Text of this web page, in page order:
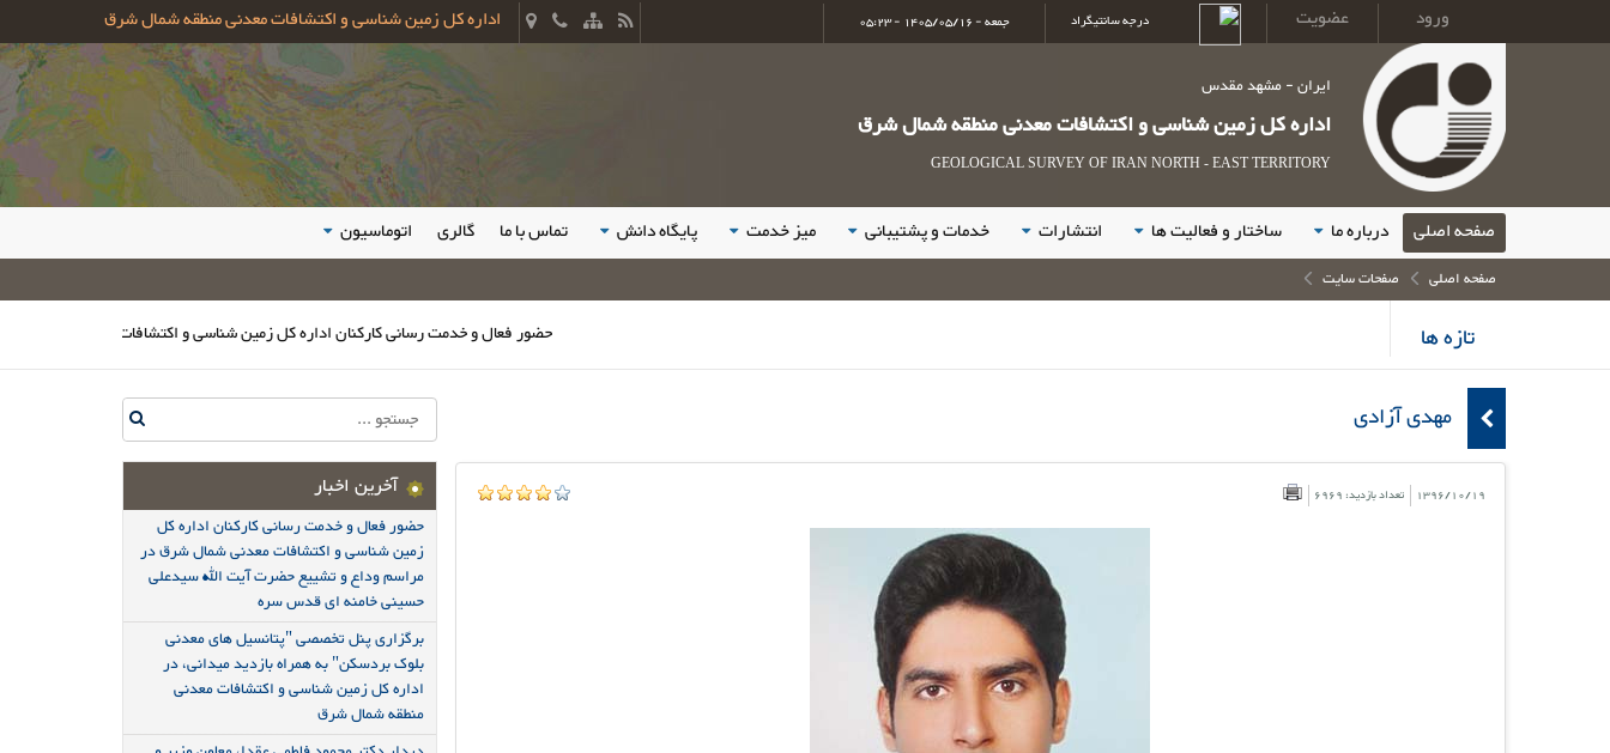
ورود عضویت درجه سانتیگراد جمعه - 1405/05/16 - 05:23 اداره کل زمین شناسی و اکتشافات معدنی منطقه شمال شرق
ایران - مشهد مقدس
اداره کل زمین شناسی و اکتشافات معدنی منطقه شمال شرق
GEOLOGICAL SURVEY OF IRAN NORTH - EAST TERRITORY
صفحه اصلی درباره ما ساختار و فعالیت ها انتشارات خدمات و پشتیبانی میز خدمت پایگاه دانش تماس با ما گالری اتوماسیون
صفحه اصلی صفحات سایت
تازه ها حضور فعال و خدمت رسانی کارکنان اداره کل زمین شناسی و اکتشافات معدنی شمال شرق در
مهدی آزادی
1396/10/19 تعداد بازدید: 6969 آخرین اخبار
حضور فعال و خدمت رسانی کارکنان اداره کل
زمین شناسی و اکتشافات معدنی شمال شرق در
مراسم وداع و تشییع حضرت آیت الله سیدعلی
حسینی خامنه ای قدس سره
برگزاری پنل تخصصی "پتانسیل های معدنی
بلوک بردسکن" به همراه بازدید میدانی، در
اداره کل زمین شناسی و اکتشافات معدنی
منطقه شمال شرق